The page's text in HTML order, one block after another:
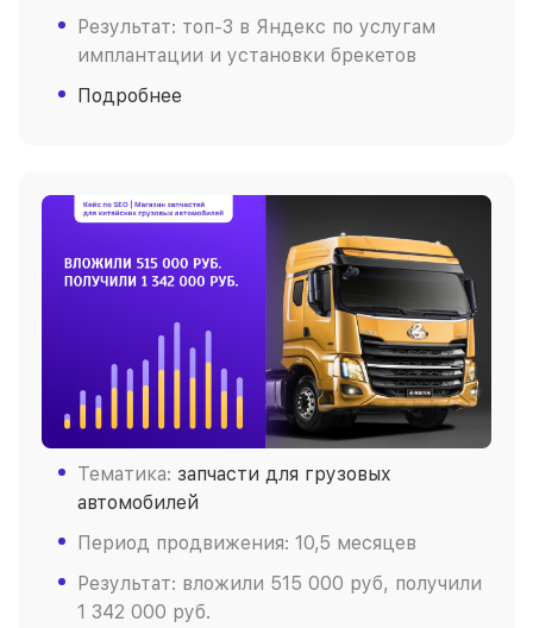
Результат: топ-3 в Яндекс по услугам
имплантации и установки брекетов
Подробнее
Тематика: запчасти для грузовых
автомобилей
Период продвижения: 10,5 месяцев
Результат: вложили 515 000 руб, получили
1 342 000 руб.